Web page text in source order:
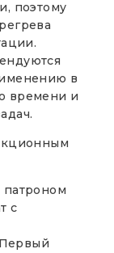
поэтому
в
времени и
патроном
с